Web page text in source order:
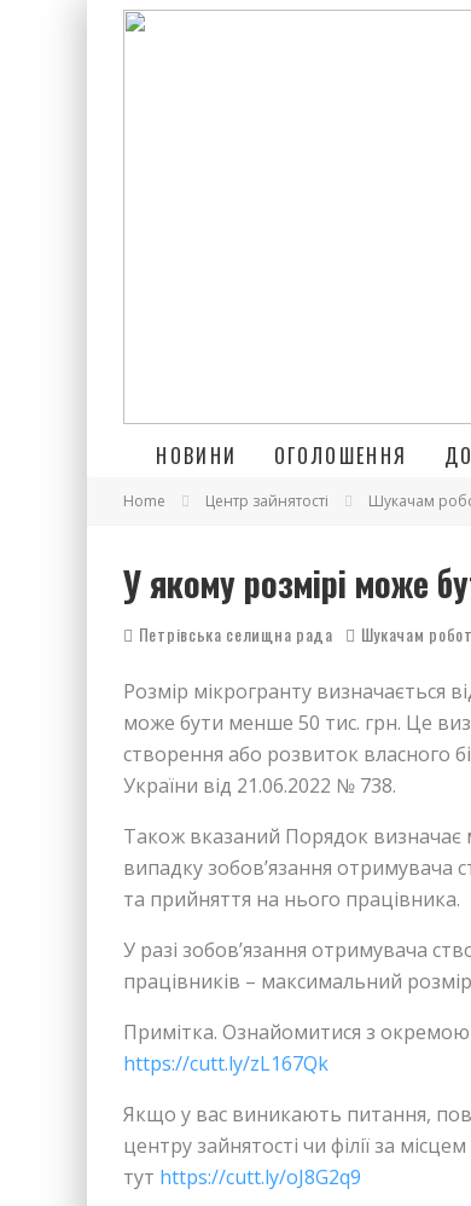
НОВИНИ ОГОЛОШЕННЯ
Home Центр зайнятості Шукачам
У якому розмірі може
Петрівська селищна рада Шукачам
Розмір мікрогранту визначається
може бути менше 50 тис. грн. Це
створення або розвиток власного
України від 21.06.2022 № 738.
Також вказаний Порядок визначає
випадку зобов’язання отримувача
та прийняття на нього працівника.
У разі зобов’язання отримувача
працівників – максимальний
Примітка. Ознайомитися з
https://cutt.ly/zL167Qk
Якщо у вас виникають питання,
центру зайнятості чи філії за
тут https://cutt.ly/oJ8G2q9